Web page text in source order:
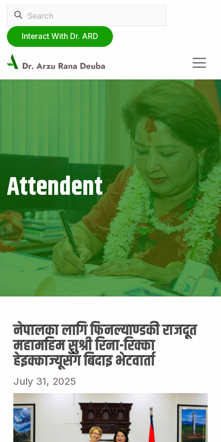
Interact With Dr. ARD
Attendent
नेपालका लागि फिनल्याण्डकी राजदूत
महामहिम सुश्री रिना-रिक्का
हेइक्काज्यूसँग बिदाइ भेटवार्ता
July 31, 2025